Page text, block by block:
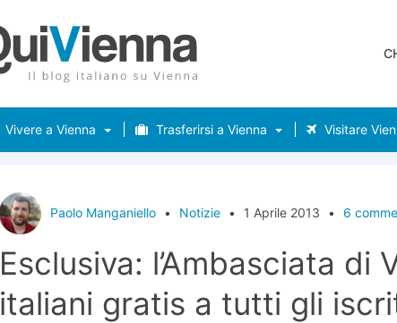
Vivere a Vienna Trasferirsi a Vienna Visitare
Paolo Manganiello • Notizie • 1 Aprile 2013 • 6
Esclusiva: l’Ambasciata di
italiani gratis a tutti gli